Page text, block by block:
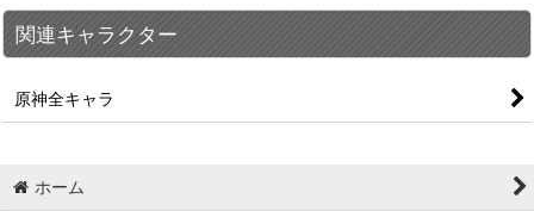
関連キャラクター
原神全キャラ
ホーム